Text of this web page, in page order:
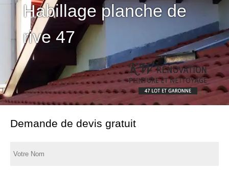
Habillage planche de
rive 47
Demande de devis gratuit